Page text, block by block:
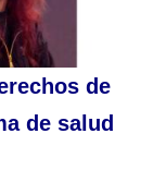
de
de salud